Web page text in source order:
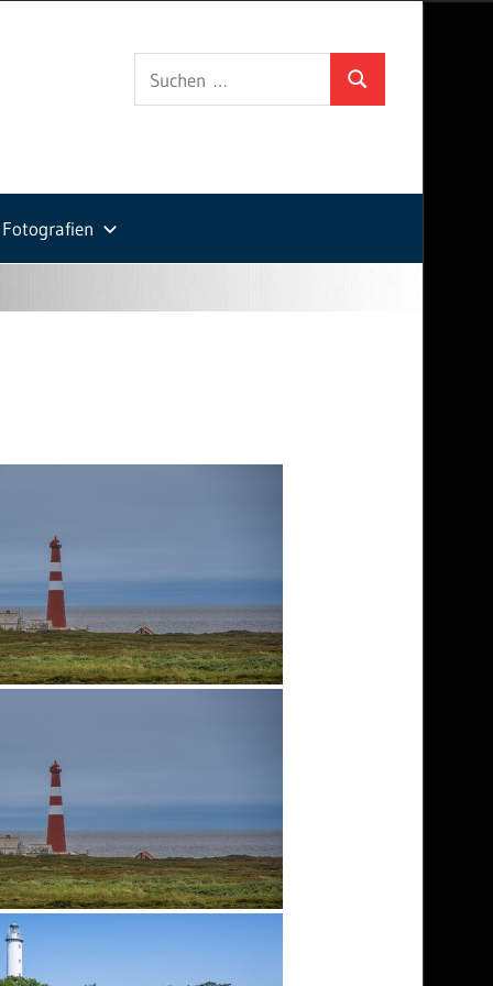
Suchen
nach:
Suchen
Fotografien